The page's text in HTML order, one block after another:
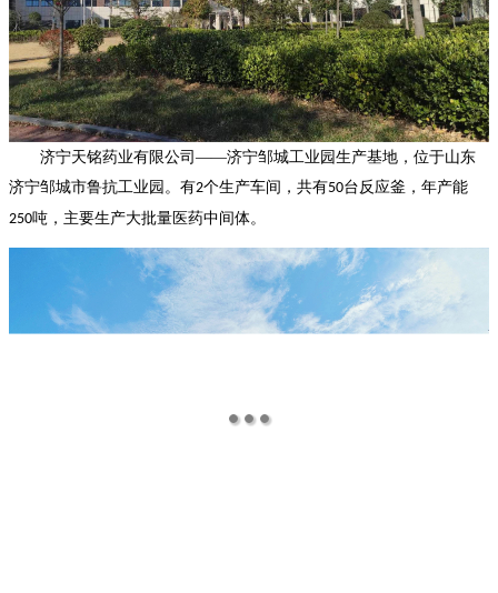
济宁天铭药业有限公司——济宁邹城工业园生产基地， 位于山东
济宁邹城市鲁抗工业园。 有2个生产车间，共有50台反应釜，年产能
250吨，主要生产大批量医药中间体。